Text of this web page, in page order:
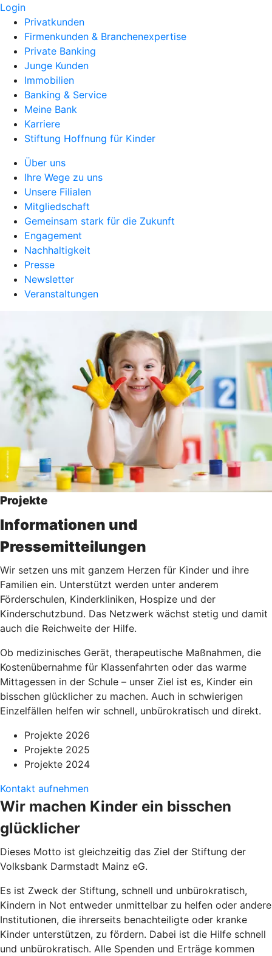
Login
Privatkunden
Firmenkunden & Branchenexpertise
Private Banking
Junge Kunden
Immobilien
Banking & Service
Meine Bank
Karriere
Stiftung Hoffnung für Kinder
Über uns
Ihre Wege zu uns
Unsere Filialen
Mitgliedschaft
Gemeinsam stark für die Zukunft
Engagement
Nachhaltigkeit
Presse
Newsletter
Veranstaltungen
Projekte
Informationen und
Pressemitteilungen
Wir setzen uns mit ganzem Herzen für Kinder und ihre
Familien ein. Unterstützt werden unter anderem
Förderschulen, Kinderkliniken, Hospize und der
Kinderschutzbund. Das Netzwerk wächst stetig und damit
auch die Reichweite der Hilfe.
Ob medizinisches Gerät, therapeutische Maßnahmen, die
Kostenübernahme für Klassenfahrten oder das warme
Mittagessen in der Schule – unser Ziel ist es, Kinder ein
bisschen glücklicher zu machen. Auch in schwierigen
Einzelfällen helfen wir schnell, unbürokratisch und direkt.
Projekte 2026
Projekte 2025
Projekte 2024
Kontakt aufnehmen
Wir machen Kinder ein bisschen
glücklicher
Dieses Motto ist gleichzeitig das Ziel der Stiftung der
Volksbank Darmstadt Mainz eG.
Es ist Zweck der Stiftung, schnell und unbürokratisch,
Kindern in Not entweder unmittelbar zu helfen oder andere
Institutionen, die ihrerseits benachteiligte oder kranke
Kinder unterstützen, zu fördern. Dabei ist die Hilfe schnell
und unbürokratisch. Alle Spenden und Erträge kommen